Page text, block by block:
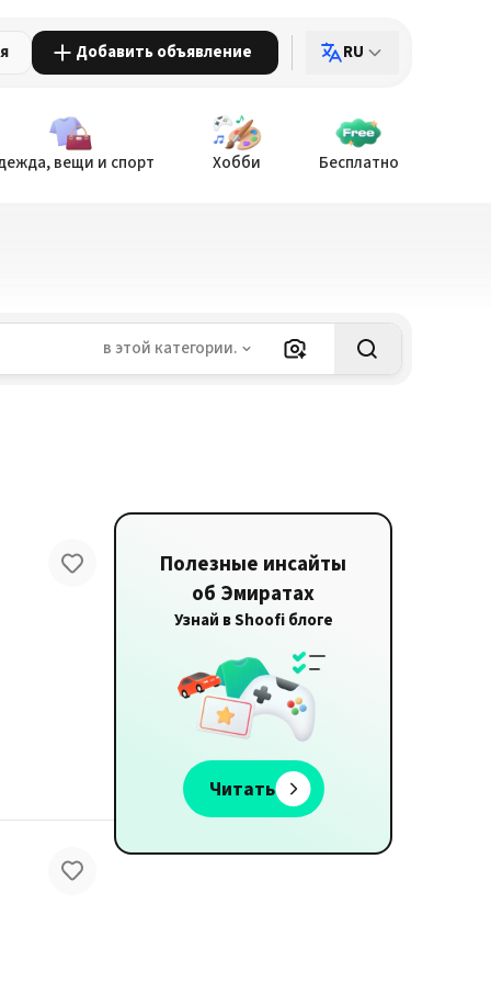
Добавить объявление RU
вещи и спорт Хобби Бесплатно
в этой категории.
Полезные инсайты
об Эмиратах
Узнай в Shoofi блоге
Читать